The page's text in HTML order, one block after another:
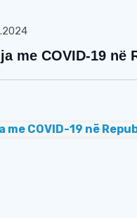
me COVID-19 në
me COVID-19 në